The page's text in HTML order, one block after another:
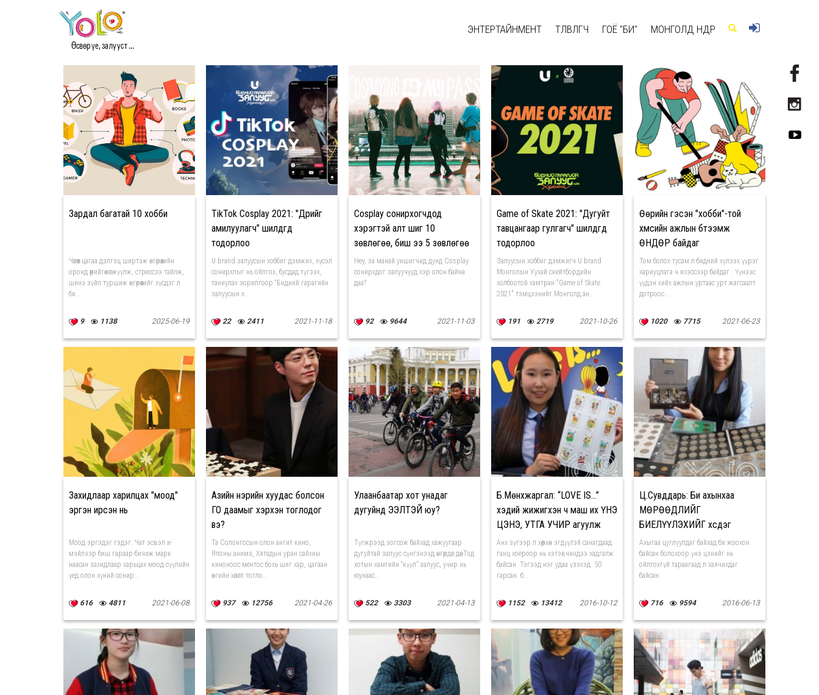
Өсвөр үе, залууст ...
ЭНТЕРТАЙНМЕНТ ТӨЛӨВЛӨГЧ ГОЁ "БИ" МОНГОЛД ӨНӨӨДӨР
#ХОББИ МЭДЭЭ
Зардал багатай 10 хобби
Чөлөөт цагаа дэлгэц ширтэж өнгөрөөхийн
оронд өөрийгөө хөгжүүлж, стрессээ тайлж,
шинэ зүйл туршиж өнгөрөөхийг хүсдэг л
би...
9 1138 2025-06-19
TikTok Cosplay 2021: "Дүрийг
амилуулагч" шилдгүүд
тодорлоо
U brand залуусын хоббиг дэмжих, хүсэл
сонирхлыг нь ойлгох, бусдад түгээх,
таниулах зорилгоор “Бидний гарагийн
залуусын х...
22 2411 2021-11-18
Cosplay сонирхогчдод
хэрэгтэй алт шиг 10
зөвлөгөө, биш ээ 5 зөвлөгөө
Hey, за манай уншигчид дунд Cosplay
сонирхдог залуучууд хэр олон байна
даа?
92 9644 2021-11-03
Game of Skate 2021: "Дугуйт
тавцангаар гулгагч" шилдгүүд
тодорлоо
Залуусын хоббиг дэмжигч U brand
Монголын Уухай скейтбордийн
холбоотой хамтран "Game of Skate
2021" тэмцээнийг Монголд ан...
191 2719 2021-10-26
Өөрийн гэсэн "хобби"-той
хүмүүсийн ажлын бүтээмж
ӨНДӨР байдаг
Том болох тусам л бидний хүлээх үүрэг
хариуцлага ч ихэссээр байдаг . Үүнээс
үүдэн хийх ажлын уртаас урт жагсаалт
дотроос...
1020 7715 2021-06-23
Захидлаар харилцах "моод"
эргэн ирсэн нь
Моод эргэдэг гэдэг. Чат эсвэл и-
мэйлээр биш гараар бичиж марк
наасан захидлаар харьцах моод сүүлийн
үед олон хүний сонир...
616 4811 2021-06-08
Азийн нэрийн хуудас болсон
ГО даамыг хэрхэн тоглодог
вэ?
Та Солонгосын олон ангит кино,
Японы анимэ, Хятадын уран сайхны
киноноос ментос бохь шиг хар, цагаан
өнгийн хөлөгт тогло...
937 12756 2021-04-26
Улаанбаатар хот унадаг
дугуйнд ЭЭЛТЭЙ юу?
Түгжрээд зогсож байхад хажуугаар
дугуйтай залуус сүнгэнээд өнгөрдөг дөө. Тэд
хотын хамгийн “күүл” залуус, учир нь
юунаас...
522 3303 2021-04-13
Б.Мөнхжаргал: “LOVE IS...”
хэдий жижигхэн ч маш их ҮНЭ
ЦЭНЭ, УТГА УЧИР агуулж
байдаг
Анх зүгээр л хөөрхөн эгдүүтэй санагдаад
ганц хоёроор нь хэтэвчиндээ хадгалж
байсан. Тэгээд нэг удаа үзэхэд 50
гарсан б...
1152 13412 2016-10-12
Ц.Сувддарь: Би ахынхаа
МӨРӨӨДЛИЙГ
БИЕЛҮҮЛЭХИЙГ хүсдэг
Ахыгаа цуглуулдаг байхад би жоохон
байсан болохоор үнэ цэнийг нь
ойлгохгүй тараагаад л хаячихдаг
байсан.
716 9594 2016-06-13